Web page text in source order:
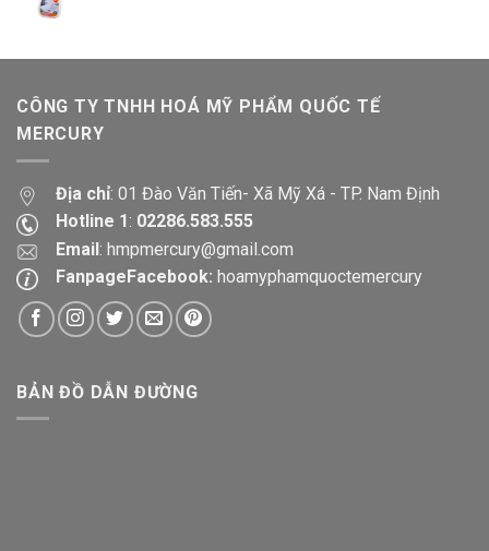
CÔNG TY TNHH HOÁ MỸ PHẨM QUỐC TẾ
MERCURY
Địa chỉ: 01 Đào Văn Tiến- Xã Mỹ Xá - TP. Nam Định
Hotline 1: 02286.583.555
Email: hmpmercury@gmail.com
FanpageFacebook: hoamyphamquoctemercury
BẢN ĐỒ DẪN ĐƯỜNG